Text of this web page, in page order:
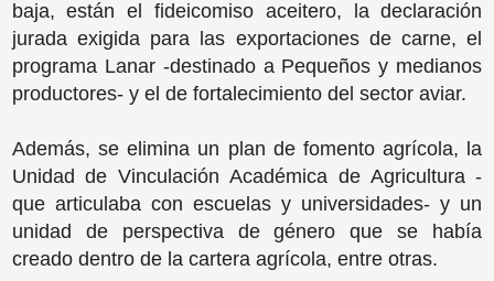
baja, están el fideicomiso aceitero, la declaración
jurada exigida para las exportaciones de carne, el
programa Lanar -destinado a Pequeños y medianos
productores- y el de fortalecimiento del sector aviar.
Además, se elimina un plan de fomento agrícola, la
Unidad de Vinculación Académica de Agricultura -
que articulaba con escuelas y universidades- y un
unidad de perspectiva de género que se había
creado dentro de la cartera agrícola, entre otras.